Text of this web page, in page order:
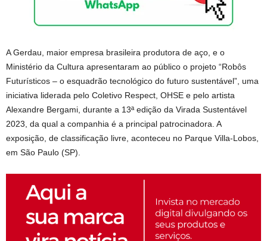
A Gerdau, maior empresa brasileira produtora de aço, e o
Ministério da Cultura apresentaram ao público o projeto “Robôs
Futurísticos – o esquadrão tecnológico do futuro sustentável”, uma
iniciativa liderada pelo Coletivo Respect, OHSE e pelo artista
Alexandre Bergami, durante a 13ª edição da Virada Sustentável
2023, da qual a companhia é a principal patrocinadora. A
exposição, de classificação livre, aconteceu no Parque Villa-Lobos,
em São Paulo (SP).